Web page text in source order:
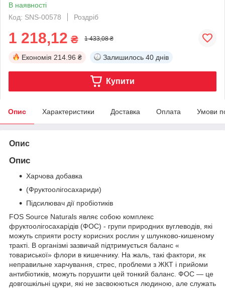
В наявності
Код: SNS-00578
Роздріб
1 218,12 ₴ 1 433,08 ₴
Економія 214.96 ₴ Залишилось 40 днів
Купити
Опис Характеристики Доставка Оплата Умови
Опис
Опис
Харчова добавка
(Фруктоолігосахариди)
Підсилювач дії пробіотиків
FOS Source Naturals являє собою комплекс
фруктоолігосахарідів (ФОС) - групи природних вуглеводів, які
можуть сприяти росту корисних рослин у шлунково-кишеному
тракті. В організмі зазвичай підтримується баланс «
товариської» флори в кишечнику. На жаль, такі фактори, як
неправильне харчування, стрес, проблеми з ЖКТ і прийоми
антибіотиків, можуть порушити цей тонкий баланс. ФОС — це
довгошкільні цукри, які не засвоюються людиною, але служать